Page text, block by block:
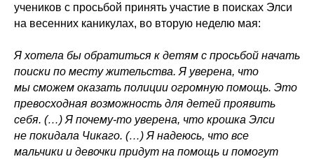
учеников с просьбой принять участие в поисках Элси
на весенних каникулах, во вторую неделю мая:
Я хотела бы обратиться к детям с просьбой начать
поиски по месту жительства. Я уверена, что
мы сможем оказать полиции огромную помощь. Это
превосходная возможность для детей проявить
себя. (…) Я почему-то уверена, что крошка Элси
не покидала Чикаго. (…) Я надеюсь, что все
мальчики и девочки придут на помощь и помогут